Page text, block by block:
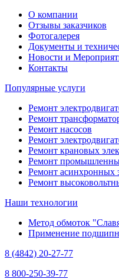
О компании
Отзывы заказчиков
Фотогалерея
Документы и
Новости и
Контакты
Популярные услуги
Ремонт
Ремонт
Ремонт насосов
Ремонт
Ремонт крановых
Ремонт
Ремонт асинхронных
Ремонт
Наши технологии
Метод обмоток
Применение
8 (4842) 20-27-77
8 800-250-39-77